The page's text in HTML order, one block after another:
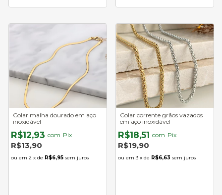
Colar malha dourado em aço
inoxidável
R$12,93 com Pix
R$13,90
2 x de R$6,95 sem juros
Colar corrente grãos vazados
em aço inoxidável
R$18,51 com Pix
R$19,90
3 x de R$6,63 sem juros